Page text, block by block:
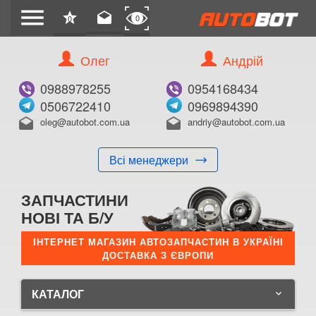
menu star
0 drafts 0
Олег
0988978255
0506722410
drafts oleg@autobot.com.ua
Всі менеджери
Андрій
0954168434
0969894390
drafts andriy@autobot.com.ua
ЗАПЧАСТИНИ
НОВІ ТА Б/У
ІНТЕРНЕТ МАГАЗИН АВТОЗАПЧАСТИН В УКРАЇНІ
ДОСТАВКА З ЄВРОПИ
КАТАЛОГ keyboard_arrow_down